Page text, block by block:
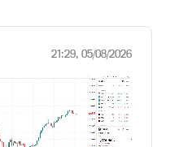
21:29, 05/08/2026